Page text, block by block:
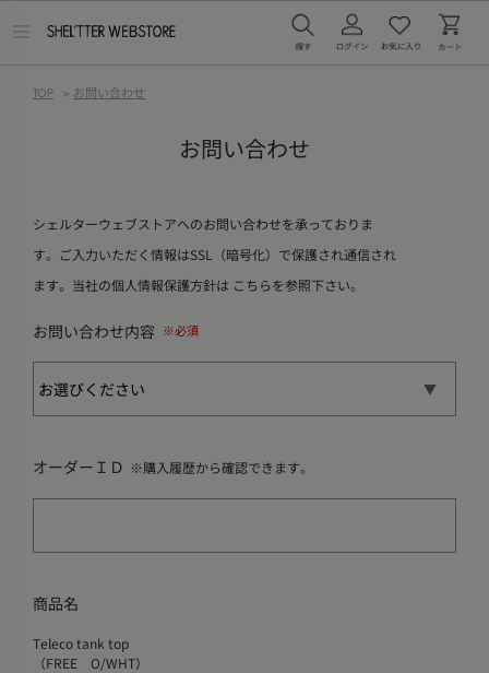
TOP > お問い合わせ
お問い合わせ
シェルターウェブストアへのお問い合わせを承っておりま
す。ご入力いただく情報はSSL（暗号化）で保護され通信され
ます。当社の個人情報保護方針は こちらを参照下さい。
お問い合わせ内容
オーダーＩＤ ※購入履歴から確認できます。
商品名
Teleco tank top
（FREE O/WHT）